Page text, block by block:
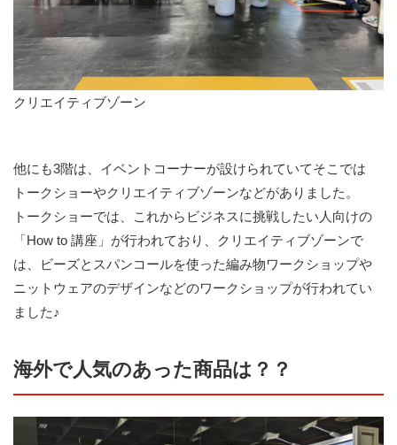
クリエイティブゾーン
他にも3階は、イベントコーナーが設けられていてそこでは
トークショーやクリエイティブゾーンなどがありました。
トークショーでは、これからビジネスに挑戦したい人向けの
「How to 講座」が行われており、クリエイティブゾーンで
は、ビーズとスパンコールを使った編み物ワークショップや
ニットウェアのデザインなどのワークショップが行われてい
ました♪
海外で人気のあった商品は？？